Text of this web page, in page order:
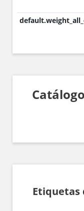
Etiquetas